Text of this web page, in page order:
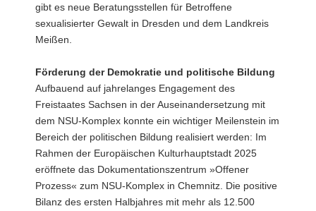
gibt es neue Beratungsstellen für Betroffene
sexualisierter Gewalt in Dresden und dem Landkreis
Meißen.
Förderung der Demokratie und politische Bildung
Aufbauend auf jahrelanges Engagement des
Freistaates Sachsen in der Auseinandersetzung mit
dem NSU-Komplex konnte ein wichtiger Meilenstein im
Bereich der politischen Bildung realisiert werden: Im
Rahmen der Europäischen Kulturhauptstadt 2025
eröffnete das Dokumentationszentrum »Offener
Prozess« zum NSU-Komplex in Chemnitz. Die positive
Bilanz des ersten Halbjahres mit mehr als 12.500